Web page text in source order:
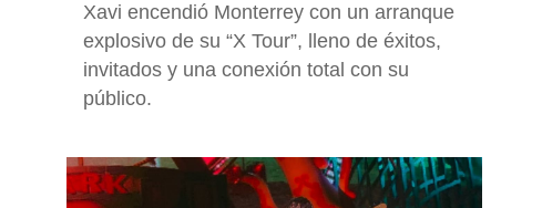
Xavi encendió Monterrey con un arranque
explosivo de su “X Tour”, lleno de éxitos,
invitados y una conexión total con su
público.